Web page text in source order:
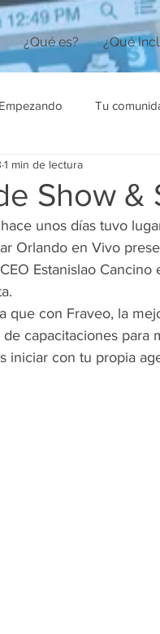
¿Qué es? ¿Qué
Empezando Tu
Show &
1 min de lectura
unos días tuvo
Orlando en Vivo
Estanislao
que con Fraveo, la
de capacitaciones para
iniciar con tu propia